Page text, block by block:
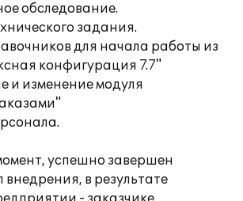
обследование.
задания.
для начала работы из
конфигурация 7.7"
и изменение модуля
успешно завершен
в результате